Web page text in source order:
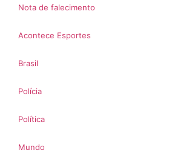
Nota de falecimento
Acontece Esportes
Brasil
Polícia
Política
Mundo